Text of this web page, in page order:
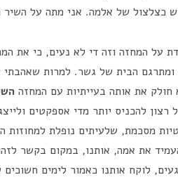
כצלצול של אלמה. אני מתה על
על המחזה וזה די לא נעים, כי את
ומתרגם הבית של גשר. למרות
חולק את אותה בעייתיות עם המחזה
רצון להכניס יותר מדי אספקטים
מסכמת, שלעיתים נופלת
את אמה, אותנו, במקום בקשר
לוקח אותנו כאמור לימים